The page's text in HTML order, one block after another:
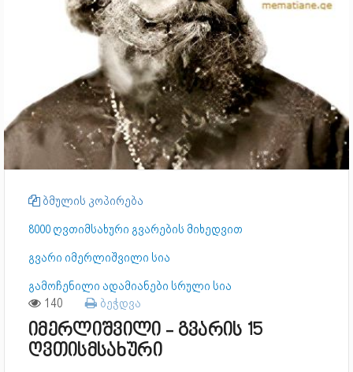
ბმულის კოპირება
8000 ღვთიმსახური გვარების მიხედვით
გვარი იმერლიშვილი სია
გამოჩენილი ადამიანები სრული სია
140 ბეჭდვა
იმერლიშვილი - გვარის 15
ღვთისმსახური